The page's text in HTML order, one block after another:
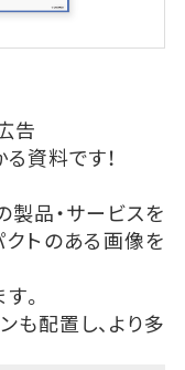
告
資料です！
製品・サービスを
トのある画像を
。
も配置し、より多